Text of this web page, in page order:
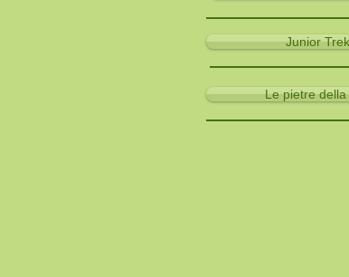
Junior Trek
Le pietre della